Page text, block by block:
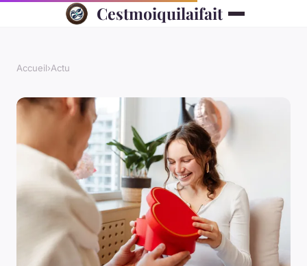
Cestmoiquilaifait
Accueil›Actu